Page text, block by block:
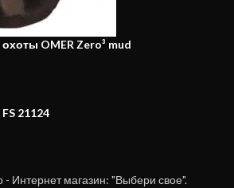
OMER Zero³ mud
21124
Интернет магазин: "Выбери свое".